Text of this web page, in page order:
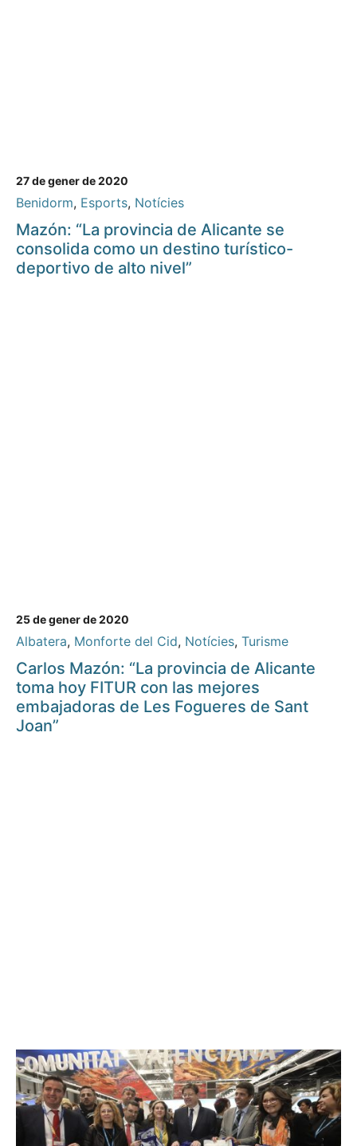
27 de gener de 2020
Benidorm, Esports, Notícies
Mazón: “La provincia de Alicante se
consolida como un destino turístico-
deportivo de alto nivel”
25 de gener de 2020
Albatera, Monforte del Cid, Notícies, Turisme
Carlos Mazón: “La provincia de Alicante
toma hoy FITUR con las mejores
embajadoras de Les Fogueres de Sant
Joan”